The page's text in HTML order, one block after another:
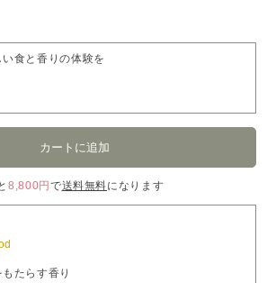
食と香りの体験を
8,800円 で送料無料になります
たらす香り